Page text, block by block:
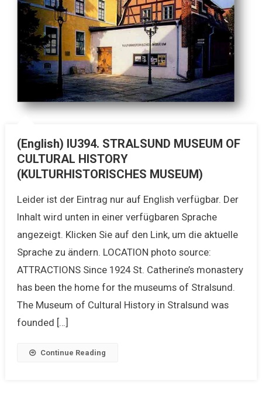
(English) IU394. STRALSUND MUSEUM OF
CULTURAL HISTORY
(KULTURHISTORISCHES MUSEUM)
Leider ist der Eintrag nur auf English verfügbar. Der
Inhalt wird unten in einer verfügbaren Sprache
angezeigt. Klicken Sie auf den Link, um die aktuelle
Sprache zu ändern. LOCATION photo source:
ATTRACTIONS Since 1924 St. Catherine’s monastery
has been the home for the museums of Stralsund.
The Museum of Cultural History in Stralsund was
founded […]
Continue Reading